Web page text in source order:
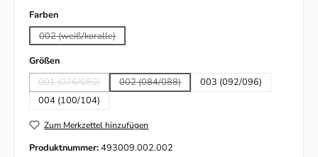
Farbenauswählen
002 (weiß/koralle)(Diese Option ist zurzeit nicht verfügbar.)
Größenauswählen
001 (076/080)(Diese Option ist zurzeit nicht verfügbar.)
002 (084/088)(Diese Option ist zurzeit nicht verfügbar.)
003 (092/096)
004 (100/104)
Zum Merkzettel hinzufügen
Produktnummer:493009.002.002